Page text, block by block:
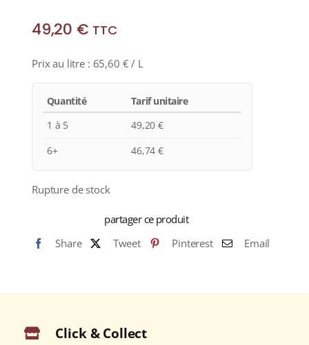
49,20 € TTC
Prix au litre : 65,60 € / L
Quantité
Tarif unitaire
1 à 5
49,20€
6+
46,74€
Rupture de stock
partager ce produit
Share
Tweet Pinterest Email
Click & Collect